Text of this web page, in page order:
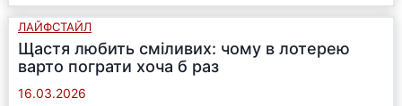
ЛАЙФСТАЙЛ
Щастя любить сміливих: чому в лотерею
варто пограти хоча б раз
16.03.2026